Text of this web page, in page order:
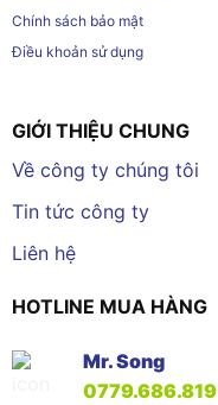
Chính sách bảo mật
Điều khoản sử dụng
GIỚI THIỆU CHUNG
Về công ty chúng tôi
Tin tức công ty
Liên hệ
HOTLINE MUA HÀNG
Mr. Song
0779.686.819